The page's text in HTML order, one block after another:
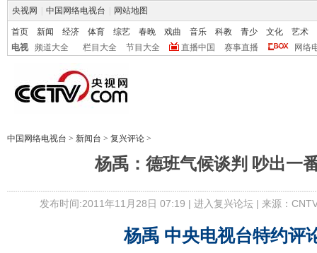
央视网 中国网络电视台 网站地图
首页 新闻 经济 体育 综艺 春晚 戏曲 音乐 科教 青少 文化
艺术
电视
频道大全 栏目大全 节目大全 直播中国 赛事直播 网络
中国网络电视台 > 新闻台 > 复兴评论 >
杨禹：德班气候谈判 吵出一
发布时间:2011年11月28日 07:19 | 进入复兴论坛| 来源：
杨禹 中央电视台特约评